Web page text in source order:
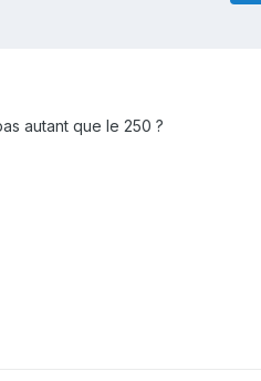
autant que le 250 ?